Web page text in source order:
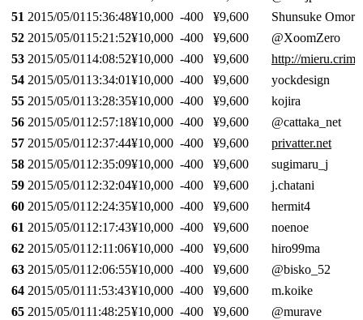
51 2015/05/01 15:36:48¥10,000 -400 ¥9,600
Shunsuke Omori
52 2015/05/01 15:21:52¥10,000 -400 ¥9,600
@XoomZero
53 2015/05/01 14:08:52¥10,000 -400 ¥9,600
http://
54 2015/05/01 13:34:01¥10,000 -400 ¥9,600
yockdesign
55 2015/05/01 13:28:35¥10,000 -400 ¥9,600
kojira
56 2015/05/01 12:57:18¥10,000 -400 ¥9,600
@cattaka_net
57 2015/05/01 12:37:44¥10,000 -400 ¥9,600
privatter.net
58 2015/05/01 12:35:09¥10,000 -400 ¥9,600
sugimaru_j
59 2015/05/01 12:32:04¥10,000 -400 ¥9,600
j.chatani
60 2015/05/01 12:24:35¥10,000 -400 ¥9,600
hermit4
61 2015/05/01 12:17:43¥10,000 -400 ¥9,600
noenoe
62 2015/05/01 12:11:06¥10,000 -400 ¥9,600
hiro99ma
63 2015/05/01 12:06:55¥10,000 -400 ¥9,600
@bisko_52
64 2015/05/01 11:53:43¥10,000 -400 ¥9,600
m.koike
65 2015/05/01 11:48:25¥10,000 -400 ¥9,600
@murave